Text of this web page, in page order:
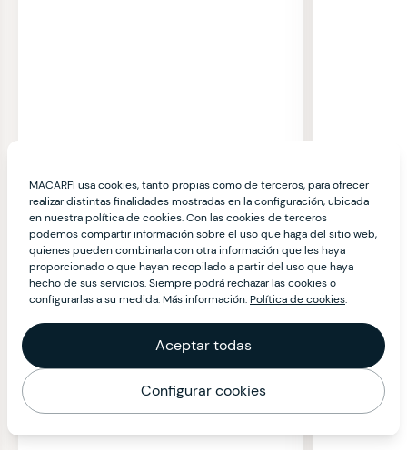
MACARFI usa cookies, tanto propias como de terceros, para ofrecer
realizar distintas finalidades mostradas en la configuración, ubicada
en nuestra política de cookies. Con las cookies de terceros
podemos compartir información sobre el uso que haga del sitio web,
quienes pueden combinarla con otra información que les haya
proporcionado o que hayan recopilado a partir del uso que haya
hecho de sus servicios. Siempre podrá rechazar las cookies o
configurarlas a su medida. Más información:Política de cookies.
Aceptar todas
Configurar cookies